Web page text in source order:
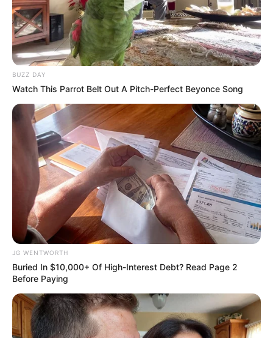
Did You Notice How Natural Simba’s Movements
Looked In The Movie?
BRAINBERRIES
Top 10 Pop Divas (She's Not Number 1)
BRAINBERRIES
BUZZ DAY
Watch This Parrot Belt Out A Pitch-Perfect Beyonce Song
JG WENTWORTH
Buried In $10,000+ Of High-Interest Debt? Read Page 2
Before Paying